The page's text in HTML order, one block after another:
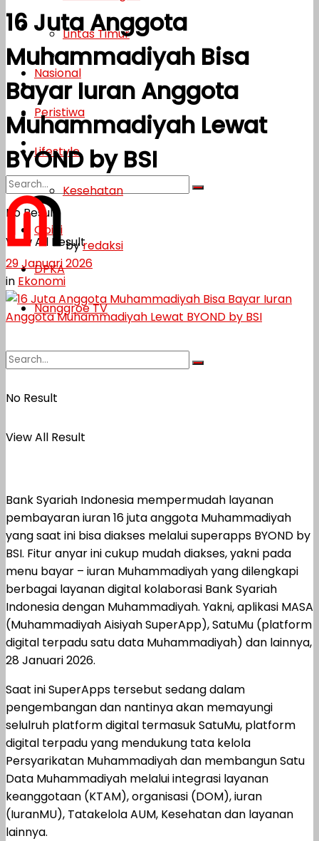
Lifestyle
Kesehatan
Opini
DPKA
Nanggroe TV
No Result
View All Result
Lintas Timur
Nasional
Peristiwa
Lifestyle
Kesehatan
Opini
DPKA
Nanggroe TV
No Result
View All Result
16 Juta Anggota
Muhammadiyah Bisa
Bayar Iuran Anggota
Muhammadiyah Lewat
BYOND by BSI
byredaksi
29 Januari 2026
in Ekonomi
Bank Syariah Indonesia mempermudah layanan
pembayaran iuran 16 juta anggota Muhammadiyah
yang saat ini bisa diakses melalui superapps BYOND by
BSI. Fitur anyar ini cukup mudah diakses, yakni pada
menu bayar – iuran Muhammadiyah yang dilengkapi
berbagai layanan digital kolaborasi Bank Syariah
Indonesia dengan Muhammadiyah. Yakni, aplikasi MASA
(Muhammadiyah Aisiyah SuperApp), SatuMu (platform
digital terpadu satu data Muhammadiyah) dan lainnya,
28 Januari 2026.
Saat ini SuperApps tersebut sedang dalam
pengembangan dan nantinya akan memayungi
selulruh platform digital termasuk SatuMu, platform
digital terpadu yang mendukung tata kelola
Persyarikatan Muhammadiyah dan membangun Satu
Data Muhammadiyah melalui integrasi layanan
keanggotaan (KTAM), organisasi (DOM), iuran
(IuranMU), Tatakelola AUM, Kesehatan dan layanan
lainnya.